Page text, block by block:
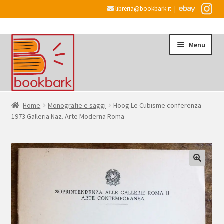
libreria@bookbark.it |
Vai
alla
navigazione
Vai
al
contenuto
Menu
Home
il
menu
child
Desiderata
Checkout
Account
Espandi
Home Monografie e saggi
Hoog Le Cubisme conferenza
1973 Galleria Naz. Arte Moderna Roma